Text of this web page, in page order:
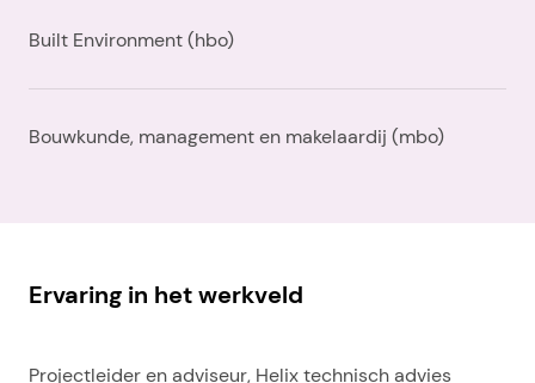
Built Environment (hbo)
Bouwkunde, management en makelaardij (mbo)
Ervaring in het werkveld
Projectleider en adviseur, Helix technisch advies